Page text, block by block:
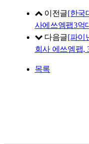
이전글[한국
사에쓰엠팹3억
다음글[파이
회사 에쓰엠팹,
목록